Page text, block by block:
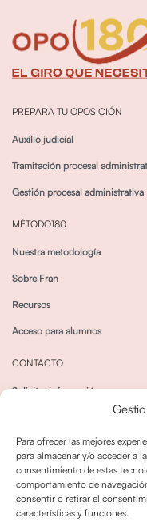
Para ofrecer las mejores
para almacenar y/o acceder a
consentimiento de estas
comportamiento de
consentir o retirar el
características y funciones.
PREPARA TU OPOSICIÓN
Auxilio judicial
Tramitación procesal
Gestión procesal administrativa
MÉTODO180
Nuestra metodología
Sobre Fran
Recursos
Acceso para alumnos
CONTACTO
Solicitar información